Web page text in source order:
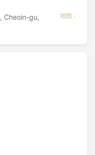
Cheoin-gu,
地图 ›